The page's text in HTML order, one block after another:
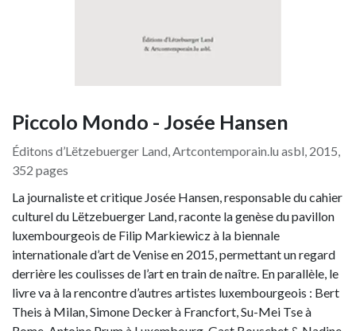
Piccolo Mondo - Josée Hansen
Éditons d’Lëtzebuerger Land, Artcontemporain.lu asbl, 2015,
352 pages
La journaliste et critique Josée Hansen, responsable du cahier
culturel du Lëtzebuerger Land, raconte la genèse du pavillon
luxembourgeois de Filip Markiewicz à la biennale
internationale d’art de Venise en 2015, permettant un regard
derrière les coulisses de l’art en train de naître. En parallèle, le
livre va à la rencontre d’autres artistes luxembourgeois : Bert
Theis à Milan, Simone Decker à Francfort, Su-Mei Tse à